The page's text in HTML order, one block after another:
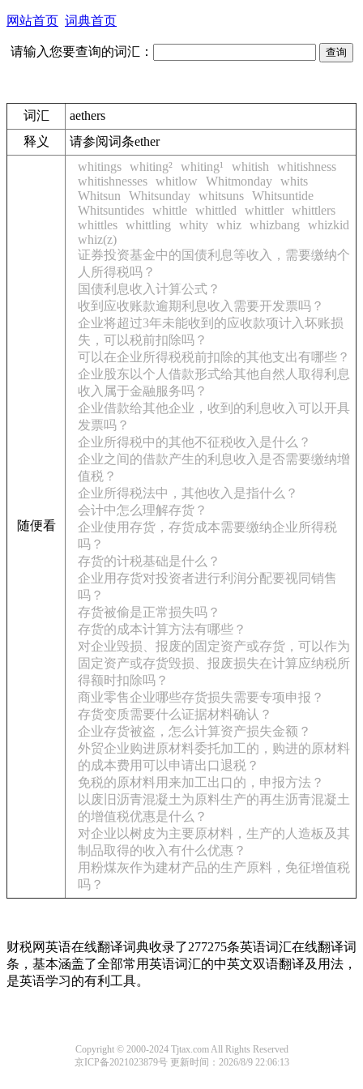
网站首页 词典首页
请输入您要查询的词汇：
词汇
aethers
释义
请参阅词条ether
随便看
whitings whiting² whiting¹ whitish
whitishness
whitishnesses whitlow Whitmonday whits
Whitsun
Whitsunday whitsuns Whitsuntide
Whitsuntides whittle whittled whittler whittlers
whittles whittling whity whiz whizbang
whizkid
whiz(z)
证券投资基金中的国债利息等收入，需要缴纳个
人所得税吗？
国债利息收入计算公式？
收到应收账款逾期利息收入需要开发票吗？
企业将超过3年未能收到的应收款项计入坏账损
失，可以税前扣除吗？
可以在企业所得税税前扣除的其他支出有哪些？
企业股东以个人借款形式给其他自然人取得利息
收入属于金融服务吗？
企业借款给其他企业，收到的利息收入可以开具
发票吗？
企业所得税中的其他不征税收入是什么？
企业之间的借款产生的利息收入是否需要缴纳增
值税？
企业所得税法中，其他收入是指什么？
会计中怎么理解存货？
企业使用存货，存货成本需要缴纳企业所得税
吗？
存货的计税基础是什么？
企业用存货对投资者进行利润分配要视同销售
吗？
存货被偷是正常损失吗？
存货的成本计算方法有哪些？
对企业毁损、报废的固定资产或存货，可以作为
固定资产或存货毁损、报废损失在计算应纳税所
得额时扣除吗？
商业零售企业哪些存货损失需要专项申报？
存货变质需要什么证据材料确认？
企业存货被盗，怎么计算资产损失金额？
外贸企业购进原材料委托加工的，购进的原材料
的成本费用可以申请出口退税？
免税的原材料用来加工出口的，申报方法？
以废旧沥青混凝土为原料生产的再生沥青混凝土
的增值税优惠是什么？
对企业以树皮为主要原材料，生产的人造板及其
制品取得的收入有什么优惠？
用粉煤灰作为建材产品的生产原料，免征增值税
吗？
财税网英语在线翻译词典收录了277275条英语词汇在线翻译词
条，基本涵盖了全部常用英语词汇的中英文双语翻译及用法，
是英语学习的有利工具。
Copyright © 2000-2024 Tjtax.com All Rights Reserved
京ICP备2021023879号更新时间：2026/8/9 22:06:13